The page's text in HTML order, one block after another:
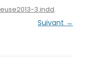
3.indd.
Suivant →